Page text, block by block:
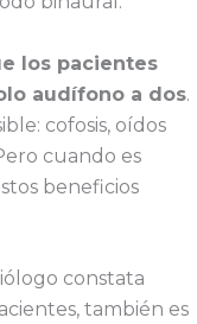
los pacientes
audífono a dos.
cofosis, oídos
cuando es
beneficios
constata
también es